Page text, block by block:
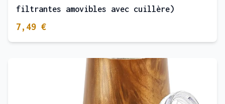
filtrantes amovibles avec cuillère)
7,49 €